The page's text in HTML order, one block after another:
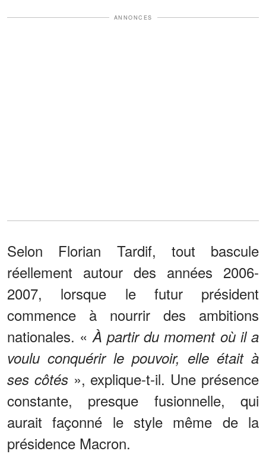
ANNONCES
Selon Florian Tardif, tout bascule
réellement autour des années 2006-
2007, lorsque le futur président
commence à nourrir des ambitions
nationales. « À partir du moment où il a
voulu conquérir le pouvoir, elle était à
ses côtés», explique-t-il. Une présence
constante, presque fusionnelle, qui
aurait façonné le style même de la
présidence Macron.